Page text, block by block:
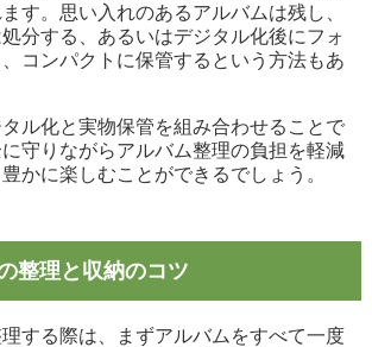
す。思い入れのあるアルバムは残し、
分する、あるいはデジタル化後にフォ
、コンパクトに保管するという方法もあ
ル化と実物保管を組み合わせることで
守りながらアルバム整理の負担を軽減
かに楽しむことができるでしょう。
整理と収納のコツ
する際は、まずアルバムをすべて一度